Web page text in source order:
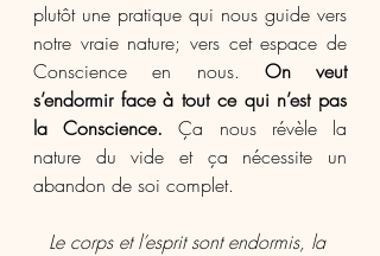
plutôt une pratique qui nous guide vers
notre vraie nature; vers cet espace de
Conscience en nous. On veut
s’endormir face à tout ce qui n’est pas
la Conscience. Ça nous révèle la
nature du vide et ça nécessite un
abandon de soi complet.
Le corps et l’esprit sont endormis, la